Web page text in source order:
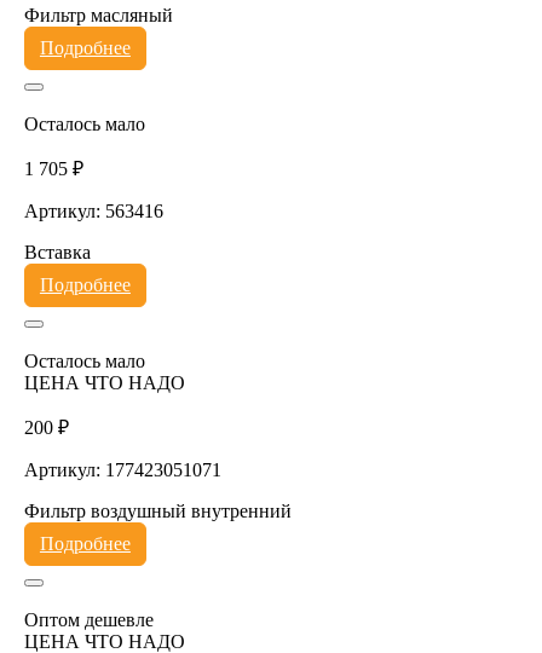
Фильтр масляный
Подробнее
Осталось мало
1 705 ₽
Артикул: 563416
Вставка
Подробнее
Осталось мало
ЦЕНА ЧТО НАДО
200 ₽
Артикул: 177423051071
Фильтр воздушный внутренний
Подробнее
Оптом дешевле
ЦЕНА ЧТО НАДО